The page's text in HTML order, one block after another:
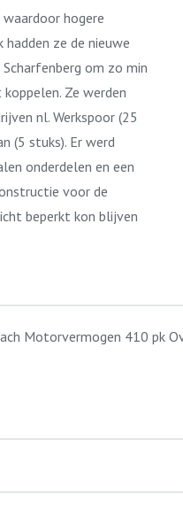
hogere
ze de nieuwe
om zo min
Ze werden
nl. Werkspoor (25
(5 stuks). Er werd
onderdelen en een
voor de
beperkt kon blijven
Motorvermogen 410 pk
375 pk